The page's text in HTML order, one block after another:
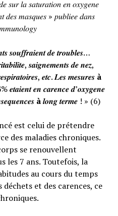
𝑙𝑎 𝑠𝑎𝑡𝑢𝑟𝑎𝑡𝑖𝑜𝑛 𝑒𝑛 𝑜𝑥𝑦𝑔𝑒𝑛𝑒
𝑑𝑒𝑠 𝑚𝑎𝑠𝑞𝑢𝑒𝑠 » 𝑝𝑢𝑏𝑙𝑖𝑒𝑒 𝑑𝑎𝑛𝑠
𝒔𝒐𝒖𝒇𝒇𝒓𝒂𝒊𝒆𝒏𝒕 𝒅𝒆 𝒕𝒓𝒐𝒖𝒃𝒍𝒆𝒔…
𝒔𝒂𝒊𝒈𝒏𝒆𝒎𝒆𝒏𝒕𝒔 𝒅𝒆 𝒏𝒆𝒛,
𝒆𝒕𝒄. 𝑳𝒆𝒔 𝒎𝒆𝒔𝒖𝒓𝒆𝒔 à
𝒆𝒕𝒂𝒊𝒆𝒏𝒕 𝒆𝒏 𝒄𝒂𝒓𝒆𝒏𝒄𝒆 𝒅’𝒐𝒙𝒚𝒈𝒆𝒏𝒆
à𝒍𝒐𝒏𝒈 𝒕𝒆𝒓𝒎𝒆 ! » (6)
est celui de prétendre
des maladies chroniques.
se renouvellent
les 7 ans. Toutefois, la
au cours du temps
et des carences, ce